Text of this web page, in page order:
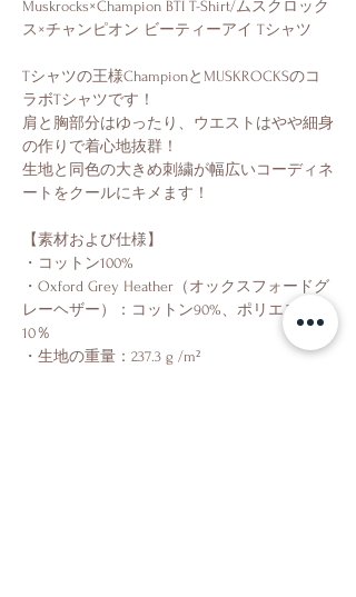
Muskrocks×Champion BTI T-Shirt/ムスクロック
ス×チャンピオン ビーティーアイ Tシャツ
Tシャツの王様ChampionとMUSKROCKSのコ
ラボTシャツです！
肩と胸部分はゆったり、ウエストはやや細身
の作りで着心地抜群！
生地と同色の大きめ刺繍が幅広いコーディネ
ートをクールにキメます！
【素材および仕様】
・コットン100%
・Oxford Grey Heather（オックスフォードグ
レーヘザー）：コットン90%、ポリエステル
10％
・生地の重量：237.3 g /m²